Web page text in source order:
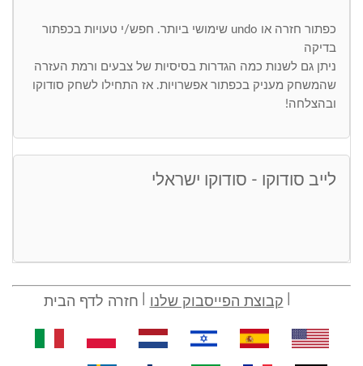
כפתור חזרה או undo שימושי ביותר. חפש/י טעויות בכפתור
בדיקה
ניתן גם לשנות כמה הגדרות בסיסיות של צבעים ורמת העזרה
שהמשחק מעניק בכפתור אפשרויות. אז התחילו לשחק סודוקו
ובהצלחה!
לייב סודוקו - סודוקו ישראלי
קבוצת הפייסבוק שלנו חזרה לדף הבית